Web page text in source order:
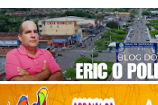
Pular